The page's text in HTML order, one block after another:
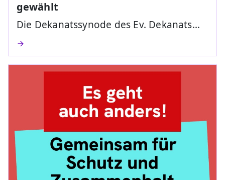
gewählt
Die Dekanatssynode des Ev. Dekanats…